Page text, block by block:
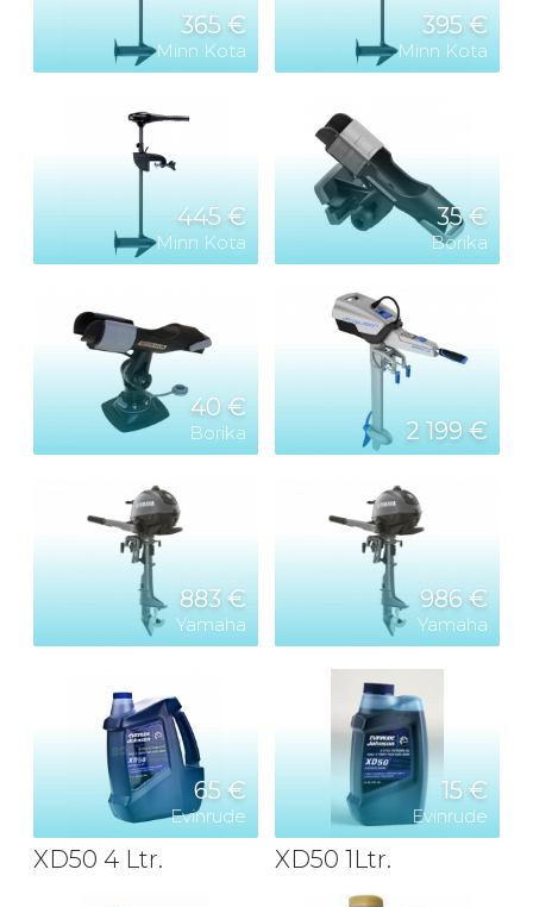
365 €
Minn Kota
395 €
Minn Kota
445 €
Minn Kota
35 €
Borika
40 €
Borika 2 199 €
883 €
Yamaha
986 €
Yamaha
65 €
Evinrude
XD50 4 Ltr.
15 €
Evinrude
XD50 1Ltr.